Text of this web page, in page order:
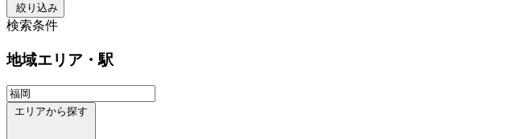
絞り込み
検索条件
地域エリア・駅
エリアから探す